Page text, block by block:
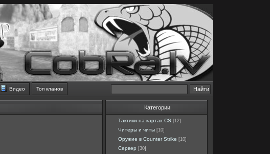
Видео Топ кланов
Категории
Тактики на картах CS [12]
Читеры и читы [10]
Оружие в Counter Strike [10]
Сервер [30]